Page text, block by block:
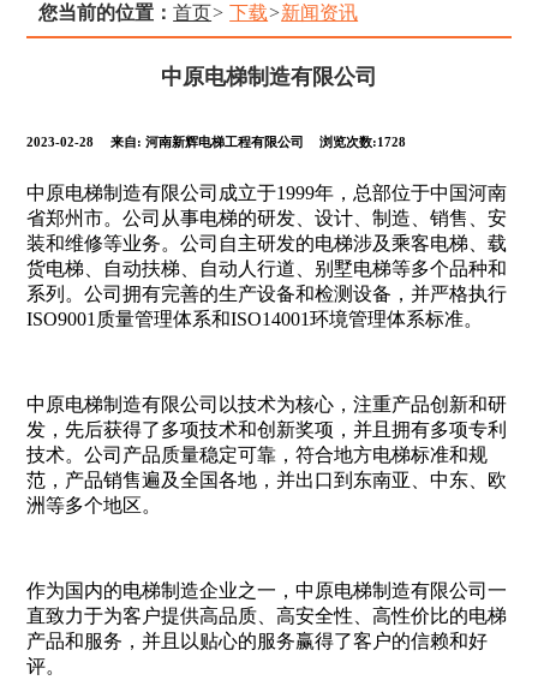
您当前的位置：首页> 下载>新闻资讯
中原电梯制造有限公司
2023-02-28 来自:河南新辉电梯工程有限公司 浏览次数:1728
中原电梯制造有限公司成立于1999年，总部位于中国河南
省郑州市。公司从事电梯的研发、设计、制造、销售、安
装和维修等业务。公司自主研发的电梯涉及乘客电梯、载
货电梯、自动扶梯、自动人行道、别墅电梯等多个品种和
系列。公司拥有完善的生产设备和检测设备，并严格执行
ISO9001质量管理体系和ISO14001环境管理体系标准。
中原电梯制造有限公司以技术为核心，注重产品创新和研
发，先后获得了多项技术和创新奖项，并且拥有多项专利
技术。公司产品质量稳定可靠，符合地方电梯标准和规
范，产品销售遍及全国各地，并出口到东南亚、中东、欧
洲等多个地区。
作为国内的电梯制造企业之一，中原电梯制造有限公司一
直致力于为客户提供高品质、高安全性、高性价比的电梯
产品和服务，并且以贴心的服务赢得了客户的信赖和好
评。